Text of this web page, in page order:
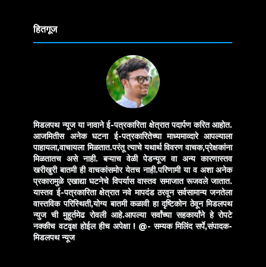
हितगूज
मिडलपथ न्यूज या नावाने ई-पत्रकारिता क्षेत्रात पदार्पण करित आहोत.
आजमितीस अनेक घटना ई-पत्रकारितेच्या माध्यमाव्दारे आपल्याला
पाहायला,वाचायला मिळतात.परंतू त्याचे यथार्थ विवरण वाचक,प्रेक्षकांना
मिळतातच असे नाही. बऱ्याच वेळी पेडन्यूज वा अन्य कारणास्तव
खरीखुरी बातमी ही वाचकांसमोर येतच नाही.परिणामी या व अशा अनेक
प्रकारामुळे एखाद्या घटनेचे विपर्यास वास्तव समाजात रूजवले जातात.
यास्तव ई-पत्रकारिता क्षेत्रात नवे मापदंड ठरवून सर्वसामान्य जनतेला
वास्तविक परिस्थिती,योग्य बातमी कळावी हा दृष्टिकोन ठेवून मिडलपथ
न्युज ची मुहूर्तमेढ रोवली आहे.आपल्या सर्वांच्या सहकार्यांने हे रोपटे
नक्कीच वटवृक्ष होईल हीच अपेक्षा ! @- सम्यक मिलिंद सर्पे,संपादक-
मिडलपथ न्यूज